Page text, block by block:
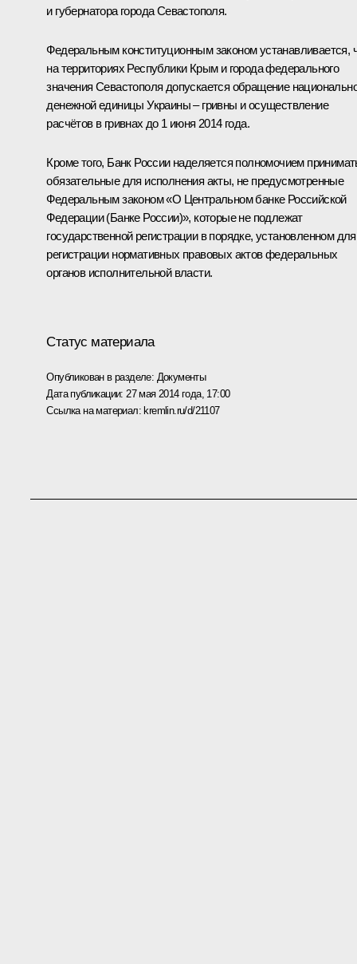
и губернатора города Севастополя.
Федеральным конституционным законом устанавливается,
на территориях Республики Крым и города федерального
значения Севастополя допускается обращение
денежной единицы Украины – гривны и осуществление
расчётов в гривнах до 1 июня 2014 года.
Кроме того, Банк России наделяется полномочием
обязательные для исполнения акты, не предусмотренные
Федеральным законом «О Центральном банке Российской
Федерации (Банке России)», которые не подлежат
государственной регистрации в порядке, установленном для
регистрации нормативных правовых актов федеральных
органов исполнительной власти.
Статус материала
Опубликован в разделе: Документы
Дата публикации: 27 мая 2014 года, 17:00
Ссылка на материал: kremlin.ru/d/21107